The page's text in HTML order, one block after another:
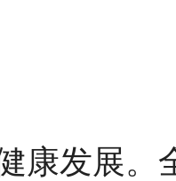
康发展。